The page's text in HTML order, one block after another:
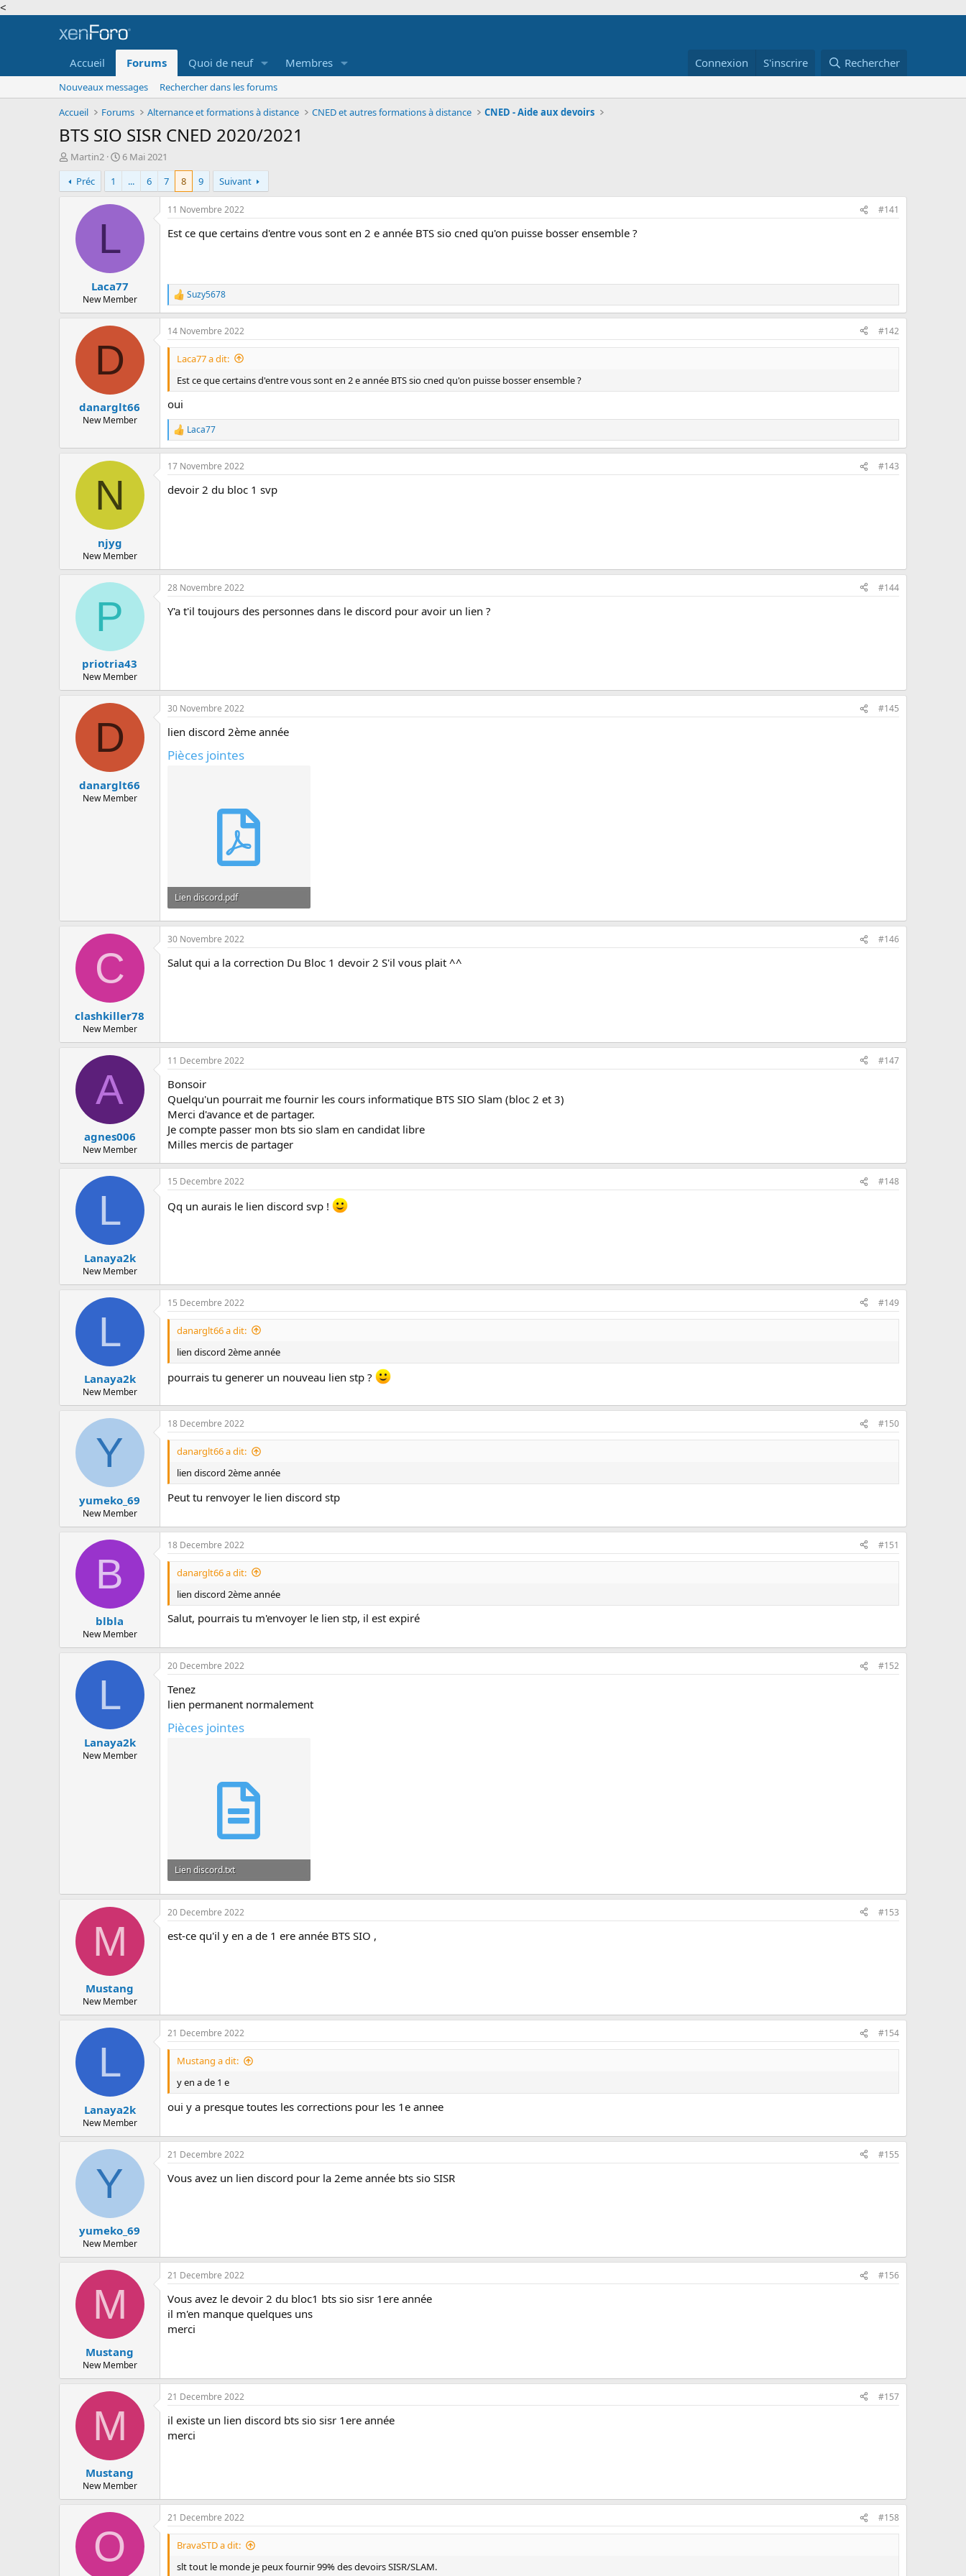
<
Accueil Forums Quoi de neuf Membres Connexion S'inscrire Rechercher
Nouveaux messages
Rechercher dans les forums
Accueil
Forums Alternance et formations à distance CNED et autres formations à distance CNED - Aide aux devoirs
BTS SIO SISR CNED 2020/2021
A
u
t
e
s
Martin2
D
a
e
d
u
t
6 Mai 2021
Préc
1 ... 6 7 8 9 Suivant
L
Laca77
New Member
11 Novembre 2022 #141
Est ce que certains d'entre vous sont en 2 e année BTS sio cned qu'on puisse bosser ensemble ?
R
e
a
c
t
s
:
Suzy5678
D
danarglt66
New Member
14 Novembre 2022 #142
Laca77 a dit:
Est ce que certains d'entre vous sont en 2 e année BTS sio cned qu'on puisse bosser ensemble ?
oui
R
e
a
c
i
Laca77
N
njyg
New Member
17 Novembre 2022 #143
devoir 2 du bloc 1 svp
P
priotria43
New Member
28 Novembre 2022 #144
Y'a t'il toujours des personnes dans le discord pour avoir un lien ?
D
danarglt66
New Member
30 Novembre 2022 #145
lien discord 2ème année
Pièces jointes
Lien discord.pdf
9 KB · Affichages: 62
C
clashkiller78
New Member
30 Novembre 2022 #146
Salut qui a la correction Du Bloc 1 devoir 2 S'il vous plait ^^
A
agnes006
New Member
11 Decembre 2022 #147
Bonsoir
Quelqu'un pourrait me fournir les cours informatique BTS SIO Slam (bloc 2 et 3)
Merci d'avance et de partager.
Je compte passer mon bts sio slam en candidat libre
Milles mercis de partager
L
Lanaya2k
New Member
15 Decembre 2022 #148
Qq un aurais le lien discord svp !
L
Lanaya2k
New Member
15 Decembre 2022 #149
danarglt66 a dit:
lien discord 2ème année
pourrais tu generer un nouveau lien stp ?
Y
yumeko_69
New Member
18 Decembre 2022 #150
danarglt66 a dit:
lien discord 2ème année
Peut tu renvoyer le lien discord stp
B
blbla
New Member
18 Decembre 2022 #151
danarglt66 a dit:
lien discord 2ème année
Salut, pourrais tu m'envoyer le lien stp, il est expiré
L
Lanaya2k
New Member
20 Decembre 2022 #152
Tenez
lien permanent normalement
Pièces jointes
Lien discord.txt
44 bytes · Affichages: 71
M
Mustang
New Member
20 Decembre 2022 #153
est-ce qu'il y en a de 1 ere année BTS SIO ,
L
Lanaya2k
New Member
21 Decembre 2022 #154
Mustang a dit:
y en a de 1 e
oui y a presque toutes les corrections pour les 1e annee
Y
yumeko_69
New Member
21 Decembre 2022 #155
Vous avez un lien discord pour la 2eme année bts sio SISR
M
Mustang
New Member
21 Decembre 2022 #156
Vous avez le devoir 2 du bloc1 bts sio sisr 1ere année
il m'en manque quelques uns
merci
M
Mustang
New Member
21 Decembre 2022 #157
il existe un lien discord bts sio sisr 1ere année
merci
O
21 Decembre 2022 #158
BravaSTD a dit:
slt tout le monde je peux fournir 99% des devoirs SISR/SLAM.